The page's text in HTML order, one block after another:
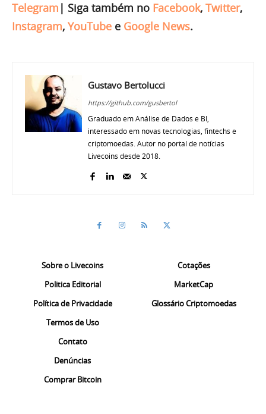
Telegram | Siga também no Facebook, Twitter,
Instagram, YouTube e Google News.
Gustavo Bertolucci
https://github.com/gusbertol
Graduado em Análise de Dados e BI,
interessado em novas tecnologias, fintechs e
criptomoedas. Autor no portal de notícias
Livecoins desde 2018.
Sobre o Livecoins
Politica Editorial
Política de Privacidade
Termos de Uso
Contato
Denúncias
Comprar Bitcoin
Cotações
MarketCap
Glossário Criptomoedas